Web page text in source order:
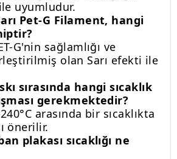
ile uyumludur.
Pet-G Filament, hangi
G'nin sağlamlığı ve
olan Sarı efekti ile
sırasında hangi sıcaklık
gerekmektedir?
arasında bir sıcaklıkta
önerilir.
plakası sıcaklığı ne